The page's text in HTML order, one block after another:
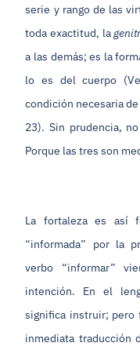
serie y rango de las
toda exactitud, la
a las demás; es la
lo es del cuerpo
condición necesaria
23). Sin prudencia,
Porque las tres son
La fortaleza es así
“informada” por la
verbo “informar”
intención. En el
significa instruir; pero
inmediata traducción